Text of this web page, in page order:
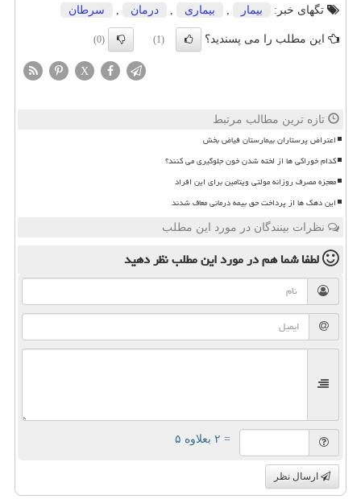
تگهای خبر:
بیمار بیماری درمان سرطان
این مطلب را می پسندید؟ (1)
(0)
X
تازه ترین مطالب مرتبط
اعتراض پرستاران بیمارستان فیاض بخش
کدام خوراکی ها از لخته شدن خون جلوگیری می کنند؟
معجزه مصرف روزانه مولتی ویتامین برای این افراد
این دهک ها از پرداخت حق بیمه درمانی معاف شدند
نظرات بینندگان در مورد این مطلب
لطفا شما همدر مورد این مطلبنظر دهید
= ۲ بعلاوه ۵
ارسال نظر